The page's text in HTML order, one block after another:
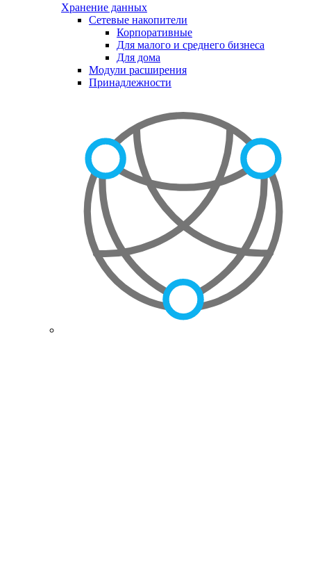
Хранение данных
Сетевые накопители
Корпоративные
Для малого и среднего бизнеса
Для дома
Модули расширения
Принадлежности